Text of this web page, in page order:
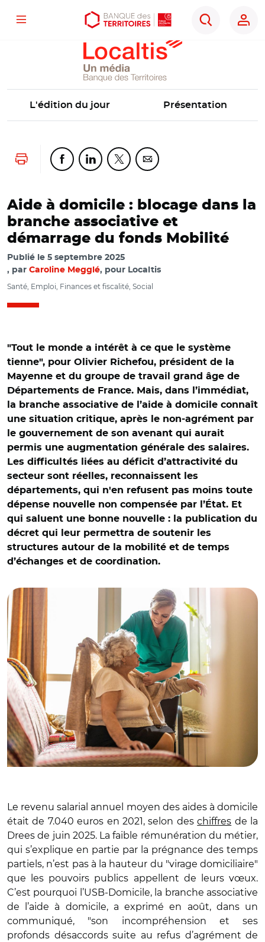
Aller
Aller
Ouvrir
d'accessibilité
Menu
Rechercher
Localtis
L'édition du jour Présentation
Lancer l'impressionPartager cette page sur Facebook
Partager cette page sur Linkedin
Partager cette page sur Twitter
Partager cette page sur
Aide à domicile : blocage dans la
branche associative et
démarrage du fonds Mobilité
Publié le 5 septembre 2025
par Caroline Megglé, pour Localtis
Santé, Emploi, Finances et fiscalité, Social
"Tout le monde a intérêt à ce que le système
tienne", pour Olivier Richefou, président de la
Mayenne et du groupe de travail grand âge de
Départements de France. Mais, dans l’immédiat,
la branche associative de l’aide à domicile connaît
une situation critique, après le non-agrément par
le gouvernement de son avenant qui aurait
permis une augmentation générale des salaires.
Les difficultés liées au déficit d’attractivité du
secteur sont réelles, reconnaissent les
départements, qui n'en refusent pas moins toute
dépense nouvelle non compensée par l’État. Et
qui saluent une bonne nouvelle : la publication du
décret qui leur permettra de soutenir les
structures autour de la mobilité et de temps
d’échanges et de coordination.
Le revenu salarial annuel moyen des aides à domicile
était de 7.040 euros en 2021, selon deschiffres de la
Drees de juin 2025. La faible rémunération du métier,
qui s’explique en partie par la prégnance des temps
partiels, n’est pas à la hauteur du "virage domiciliaire"
que les pouvoirs publics appellent de leurs vœux.
C’est pourquoi l’USB-Domicile, la branche associative
de l’aide à domicile, a exprimé en août, dans un
communiqué, "son incompréhension et ses
profonds désaccords suite au refus d’agrément de